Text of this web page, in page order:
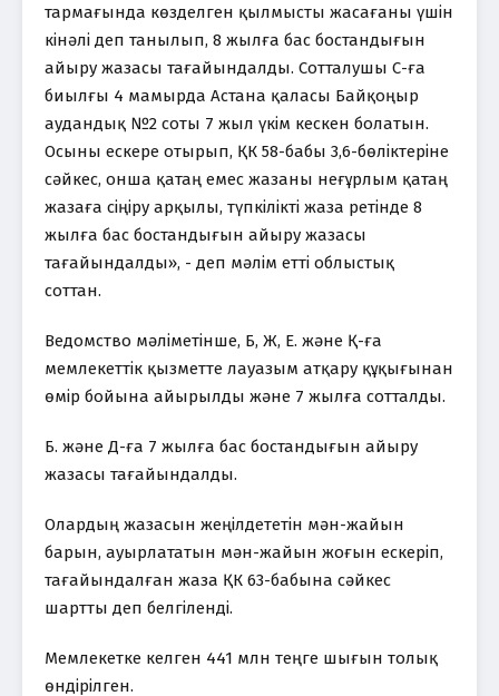
тармағында көзделген қылмысты жасағаны үшін
кінәлі деп танылып, 8 жылға бас бостандығын
айыру жазасы тағайындалды. Сотталушы С-ға
биылғы 4 мамырда Астана қаласы Байқоңыр
аудандық №2 соты 7 жыл үкім кескен болатын.
Осыны ескере отырып, ҚК 58-бабы 3,6-бөліктеріне
сәйкес, онша қатаң емес жазаны неғұрлым қатаң
жазаға сіңіру арқылы, түпкілікті жаза ретінде 8
жылға бас бостандығын айыру жазасы
тағайындалды», - деп мәлім етті облыстық
соттан.
Ведомство мәліметінше, Б, Ж, Е. және Қ-ға
мемлекеттік қызметте лауазым атқару құқығынан
өмір бойына айырылды және 7 жылға сотталды.
Б. және Д-ға 7 жылға бас бостандығын айыру
жазасы тағайындалды.
Олардың жазасын жеңілдететін мән-жайын
барын, ауырлататын мән-жайын жоғын ескеріп,
тағайындалған жаза ҚК 63-бабына сәйкес
шартты деп белгіленді.
Мемлекетке келген 441 млн теңге шығын толық
өндірілген.